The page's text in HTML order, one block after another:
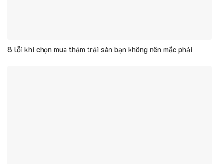
8 lỗi khi chọn mua thảm trải sàn bạn không nên mắc phải